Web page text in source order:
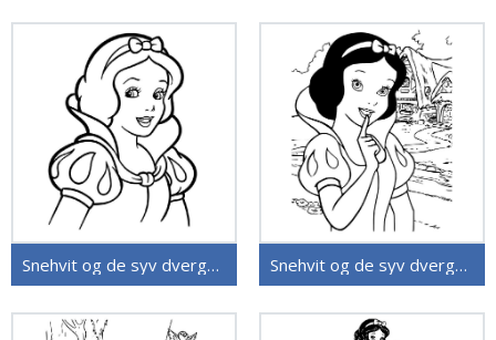
Snehvit og de syv dvergene (26) Snehvit og de syv dvergene (25)